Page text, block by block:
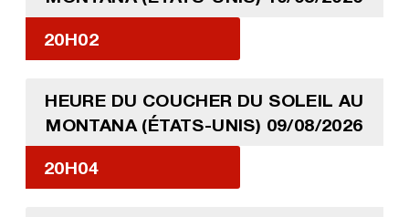
20H02
HEURE DU COUCHER DU SOLEIL AU
MONTANA (ÉTATS-UNIS) 09/08/2026
20H04